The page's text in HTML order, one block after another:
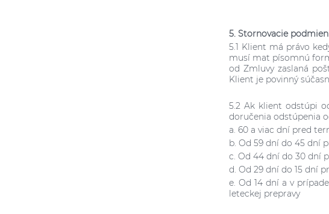
5. Stornovacie
5.1 Klient má právo
musí mat písomnú
od Zmluvy zaslaná
Klient je povinný
5.2 Ak klient odstúpi
doručenia odstúpenia
a. 60 a viac dní pred
b. Od 59 dní do 45 dní
c. Od 44 dní do 30 dní
d. Od 29 dní do 15 dní
e. Od 14 dní a v
leteckej prepravy